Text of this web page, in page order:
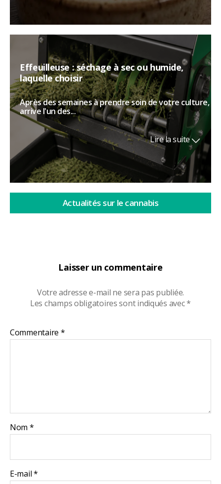
Laisser un commentaire
Votre adresse e-mail ne sera pas publiée.
Les champs obligatoires sont indiqués avec*
Commentaire *
Nom *
E-mail*
Effeuilleuse : séchage à sec ou humide,
laquelle choisir
Après des semaines à prendre soin de votre culture,
arrive l'un des...
Lire la suite
Actualités sur le cannabis